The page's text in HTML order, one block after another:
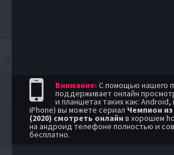
Внимание: С помощью нашего
поддерживает онлайн
и планшетах таких как: Android,
iPhone) вы можете сериал Чемпион
(2020) смотреть онлайн в хорошем
на андроид телефоне полностью и
бесплатно.